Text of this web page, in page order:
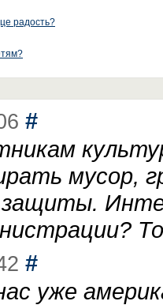
радость?
#
мусор,
#
уже